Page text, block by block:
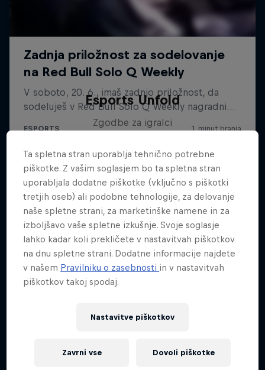
Esports Unfold
Zgodbe za igralci
Ta spletna stran uporablja tehnično potrebne
piškotke. Z vašim soglasjem bo ta spletna stran
uporabljala dodatne piškotke (vključno s piškotki
tretjih oseb) ali podobne tehnologije, za delovanje
naše spletne strani, za marketinške namene in za
izboljšavo vaše spletne izkušnje. Svoje soglasje
lahko kadar koli prekličete v nastavitvah piškotkov
na dnu spletne strani. Dodatne informacije najdete
v našem Pravilniku o zasebnosti in v nastavitvah
piškotkov takoj spodaj.
Nastavitve piškotkov
Zavrni vse Dovoli piškotke